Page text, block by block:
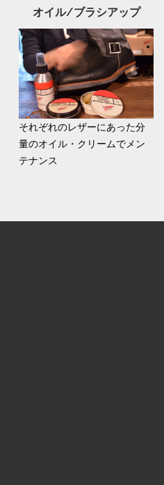
オイル/ブラシアップ
それぞれのレザーにあった分
量のオイル・クリームでメン
テナンス